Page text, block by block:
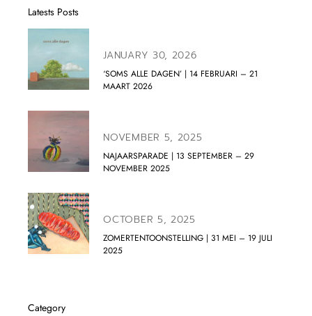
Latests Posts
JANUARY 30, 2026
‘SOMS ALLE DAGEN’ | 14 FEBRUARI – 21
MAART 2026
NOVEMBER 5, 2025
NAJAARSPARADE | 13 SEPTEMBER – 29
NOVEMBER 2025
OCTOBER 5, 2025
ZOMERTENTOONSTELLING | 31 MEI – 19 JULI
2025
Category